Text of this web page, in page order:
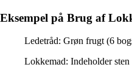
Eksempel på Brug af
Ledetråd: Grøn frugt (6
Lokkemad: Indeholder sten